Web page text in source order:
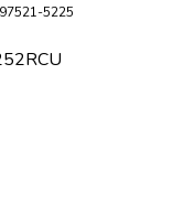
5225